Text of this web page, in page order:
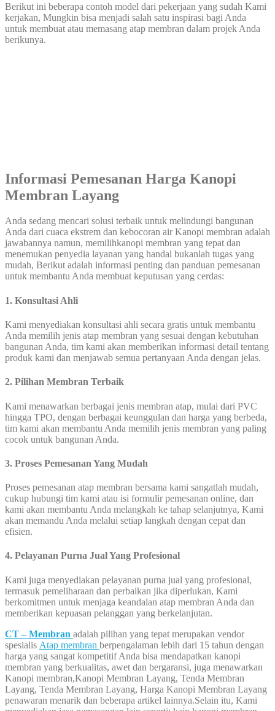
Berikut ini beberapa contoh model dari pekerjaan yang sudah Kami
kerjakan, Mungkin bisa menjadi salah satu inspirasi bagi Anda
untuk membuat atau memasang atap membran dalam projek Anda
berikunya.
Informasi Pemesanan Harga Kanopi
Membran Layang
Anda sedang mencari solusi terbaik untuk melindungi bangunan
Anda dari cuaca ekstrem dan kebocoran air Kanopi membran adalah
jawabannya namun, memilihkanopi membran yang tepat dan
menemukan penyedia layanan yang handal bukanlah tugas yang
mudah, Berikut adalah informasi penting dan panduan pemesanan
untuk membantu Anda membuat keputusan yang cerdas:
1. Konsultasi Ahli
Kami menyediakan konsultasi ahli secara gratis untuk membantu
Anda memilih jenis atap membran yang sesuai dengan kebutuhan
bangunan Anda, tim kami akan memberikan informasi detail tentang
produk kami dan menjawab semua pertanyaan Anda dengan jelas.
2. Pilihan Membran Terbaik
Kami menawarkan berbagai jenis membran atap, mulai dari PVC
hingga TPO, dengan berbagai keunggulan dan harga yang berbeda,
tim kami akan membantu Anda memilih jenis membran yang paling
cocok untuk bangunan Anda.
3. Proses Pemesanan Yang Mudah
Proses pemesanan atap membran bersama kami sangatlah mudah,
cukup hubungi tim kami atau isi formulir pemesanan online, dan
kami akan membantu Anda melangkah ke tahap selanjutnya, Kami
akan memandu Anda melalui setiap langkah dengan cepat dan
efisien.
4. Pelayanan Purna Jual Yang Profesional
Kami juga menyediakan pelayanan purna jual yang profesional,
termasuk pemeliharaan dan perbaikan jika diperlukan, Kami
berkomitmen untuk menjaga keandalan atap membran Anda dan
memberikan kepuasan pelanggan yang berkelanjutan.
CT – Membran adalah pilihan yang tepat merupakan vendor
spesialis Atap membran berpengalaman lebih dari 15 tahun dengan
harga yang sangat kompetitif Anda bisa mendapatkan kanopi
membran yang berkualitas, awet dan bergaransi, juga menawarkan
Kanopi membran,Kanopi Membran Layang, Tenda Membran
Layang, Tenda Membran Layang, Harga Kanopi Membran Layang
penawaran menarik dan beberapa artikel lainnya.Selain itu, Kami